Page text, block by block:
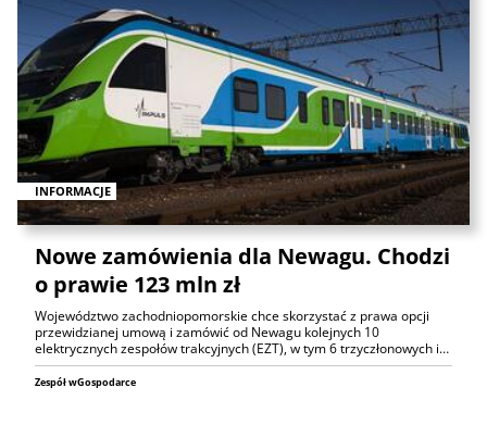
INFORMACJE
Nowe zamówienia dla Newagu. Chodzi
o prawie 123 mln zł
Województwo zachodniopomorskie chce skorzystać z prawa opcji
przewidzianej umową i zamówić od Newagu kolejnych 10
elektrycznych zespołów trakcyjnych (EZT), w tym 6 trzyczłonowych i…
Zespół wGospodarce